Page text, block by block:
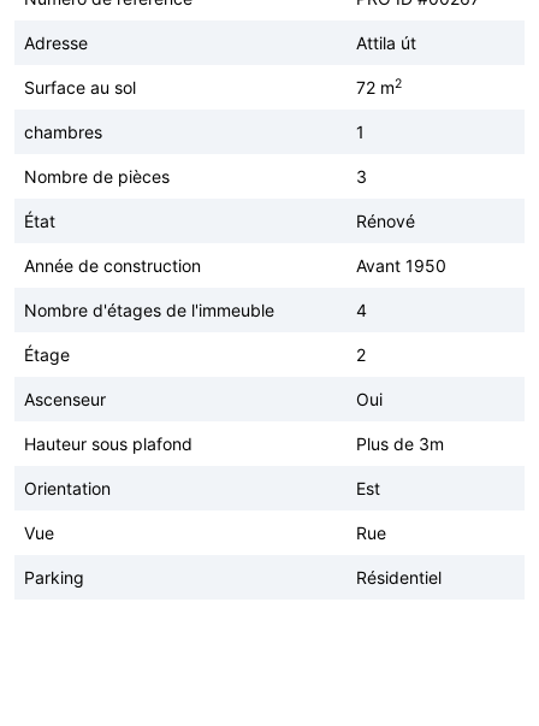
Adresse Attila út
Surface au sol 72 m2
chambres 1
Nombre de pièces 3
État Rénové
Année de construction Avant 1950
Nombre d'étages de l'immeuble 4
Étage 2
Ascenseur Oui
Hauteur sous plafond Plus de 3m
Orientation Est
Vue Rue
Parking Résidentiel